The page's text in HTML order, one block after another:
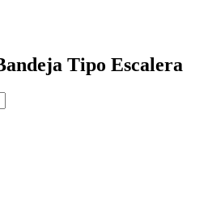
Tipo Escalera